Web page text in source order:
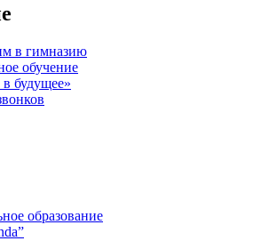
в гимназию
обучение
будущее»
образование